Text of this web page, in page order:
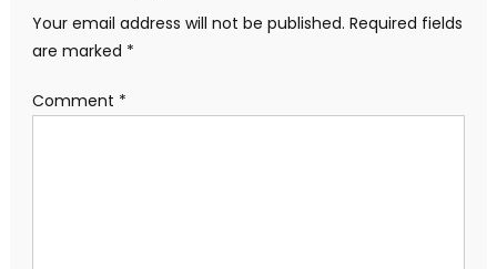
Your email address will not be published. Required fields
are marked *
Comment *